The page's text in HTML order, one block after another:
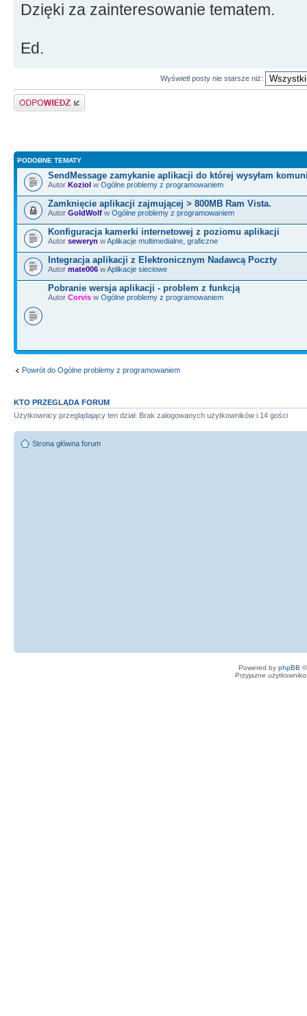
Dzięki za zainteresowanie tematem.
Ed.
Wyświetl posty nie starsze niż:
Odpowiedz
PODOBNE TEMATY
SendMessage zamykanie aplikacji do której wysyłam
Autor Koziol w Ogólne problemy z programowaniem
Zamknięcie aplikacji zajmującej > 800MB Ram Vista.
Autor GoldWolf w Ogólne problemy z programowaniem
Konfiguracja kamerki internetowej z poziomu aplikacji
Autor seweryn wAplikacje multimedialne, graficzne
Integracja aplikacji z Elektronicznym Nadawcą Poczty
Autor mate006 wAplikacje sieciowe
Pobranie wersja aplikacji - problem z funkcją
Autor Corvis w Ogólne problemy z programowaniem
Powrót do Ogólne problemy z programowaniem
KTO PRZEGLĄDA FORUM
Użytkownicy przeglądający ten dział: Brak zalogowanych użytkowników i 14 gości
Strona główna forum
Powered by phpBB
Przyjazne